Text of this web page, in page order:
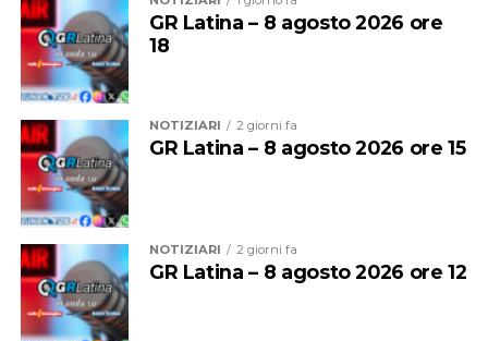
ragazzi, mettendo a disposizione il patrimonio di
competenze maturato in questi anni.
GR Latina – 8 agosto 2026 ore
18
NOTIZIARI 2 giorni fa
GR Latina – 8 agosto 2026 ore 15
NOTIZIARI 2 giorni fa
GR Latina – 8 agosto 2026 ore 12